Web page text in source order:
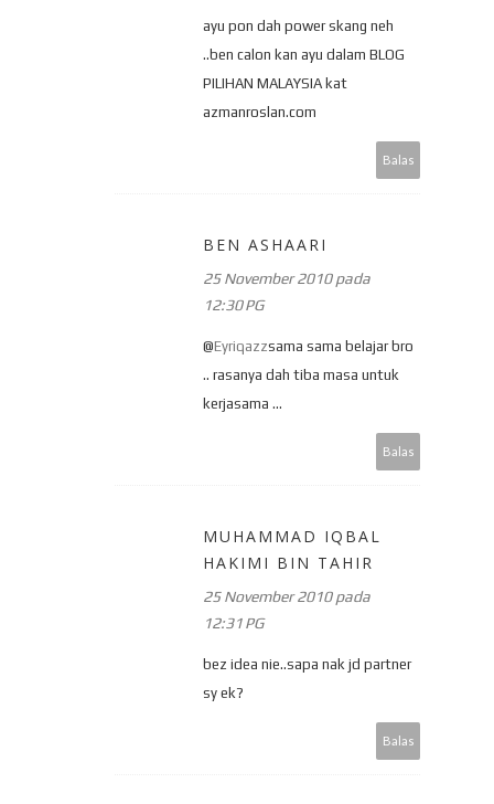
ayu pon dah power skang neh
..ben calon kan ayu dalam BLOG
PILIHAN MALAYSIA kat
azmanroslan.com
Balas
BEN ASHAARI
25 November 2010 pada
12:30 PG
@Eyriqazzsama sama belajar bro
.. rasanya dah tiba masa untuk
kerjasama ...
Balas
MUHAMMAD IQBAL
HAKIMI BIN TAHIR
25 November 2010 pada
12:31 PG
bez idea nie..sapa nak jd partner
sy ek?
Balas